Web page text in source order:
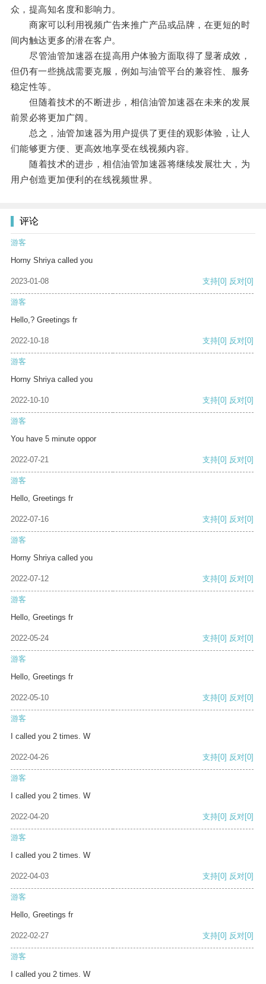
众，提高知名度和影响力。
商家可以利用视频广告来推广产品或品牌，在更短的时
间内触达更多的潜在客户。
尽管油管加速器在提高用户体验方面取得了显著成效，
但仍有一些挑战需要克服，例如与油管平台的兼容性、服务
稳定性等。
但随着技术的不断进步，相信油管加速器在未来的发展
前景必将更加广阔。
总之，油管加速器为用户提供了更佳的观影体验，让人
们能够更方便、更高效地享受在线视频内容。
随着技术的进步，相信油管加速器将继续发展壮大，为
用户创造更加便利的在线视频世界。
评论
游客
Horny Shriya called you
2023-01-08 支持[0] 反对[0]
游客
Hello,? Greetings fr
2022-10-18 支持[0] 反对[0]
游客
Horny Shriya called you
2022-10-10 支持[0] 反对[0]
游客
You have 5 minute oppor
2022-07-21 支持[0] 反对[0]
游客
Hello, Greetings fr
2022-07-16 支持[0] 反对[0]
游客
Horny Shriya called you
2022-07-12 支持[0] 反对[0]
游客
Hello, Greetings fr
2022-05-24 支持[0] 反对[0]
游客
Hello, Greetings fr
2022-05-10 支持[0] 反对[0]
游客
I called you 2 times. W
2022-04-26 支持[0] 反对[0]
游客
I called you 2 times. W
2022-04-20 支持[0] 反对[0]
游客
I called you 2 times. W
2022-04-03 支持[0] 反对[0]
游客
Hello, Greetings fr
2022-02-27 支持[0] 反对[0]
游客
I called you 2 times. W